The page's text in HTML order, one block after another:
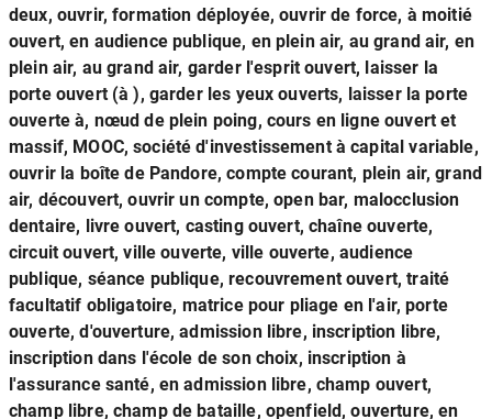
deux, ouvrir, formation déployée, ouvrir de force, à moitié
ouvert, en audience publique, en plein air, au grand air, en
plein air, au grand air, garder l'esprit ouvert, laisser la
porte ouvert (à ), garder les yeux ouverts, laisser la porte
ouverte à, nœud de plein poing, cours en ligne ouvert et
massif, MOOC, société d'investissement à capital variable,
ouvrir la boîte de Pandore, compte courant, plein air, grand
air, découvert, ouvrir un compte, open bar, malocclusion
dentaire, livre ouvert, casting ouvert, chaîne ouverte,
circuit ouvert, ville ouverte, ville ouverte, audience
publique, séance publique, recouvrement ouvert, traité
facultatif obligatoire, matrice pour pliage en l'air, porte
ouverte, d'ouverture, admission libre, inscription libre,
inscription dans l'école de son choix, inscription à
l'assurance santé, en admission libre, champ ouvert,
champ libre, champ de bataille, openfield, ouverture, en